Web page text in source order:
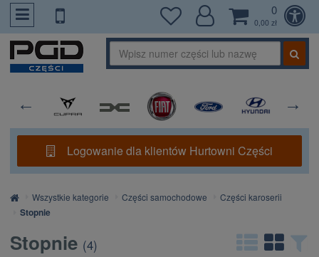
PrzejdzDoTresci
0
0,00 zł
Logowanie dla klientów Hurtowni Części
Strona
główna
Wszystkie kategorie Części samochodowe Części karoserii
Stopnie
Stopnie (4)